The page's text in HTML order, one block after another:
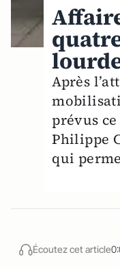
Après
prévus
Philippe
qui
Écoutez cet article